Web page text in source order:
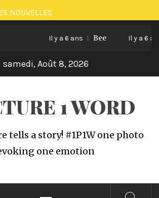
NOUVELLES
Il y a 6 ans Bee Il y a 6 ans
samedi, Août 8, 2026
1 WORD
tells a story! #1P1W one photo
one emotion